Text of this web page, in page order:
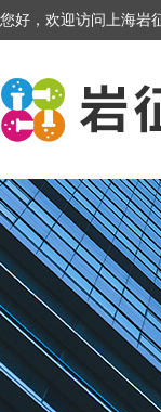
您好，欢迎访问上海岩